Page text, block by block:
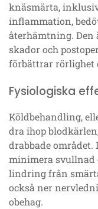
knäsmärta,
inflammation,
återhämtning.
skador och
förbättrar rörlighet
Fysiologiska
Köldbehandling,
dra ihop
drabbade området.
minimera svullnad
lindring från
också ner
obehag.